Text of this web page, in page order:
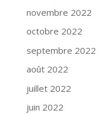
novembre 2022
octobre 2022
septembre 2022
août 2022
juillet 2022
juin 2022